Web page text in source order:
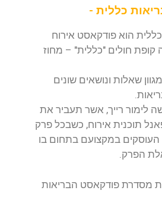
כללית -
הוא פודקאסט אירוח
קופת חולים "כללית" – מחוז
שאלות ונושאים שונים
לימור רייך, אשר תעביר את
תוכנית אירוח, כשבכל פרק
העוסקים במקצועם בתחום בו
הפרק.
מסדרת פודקאסט הבריאות